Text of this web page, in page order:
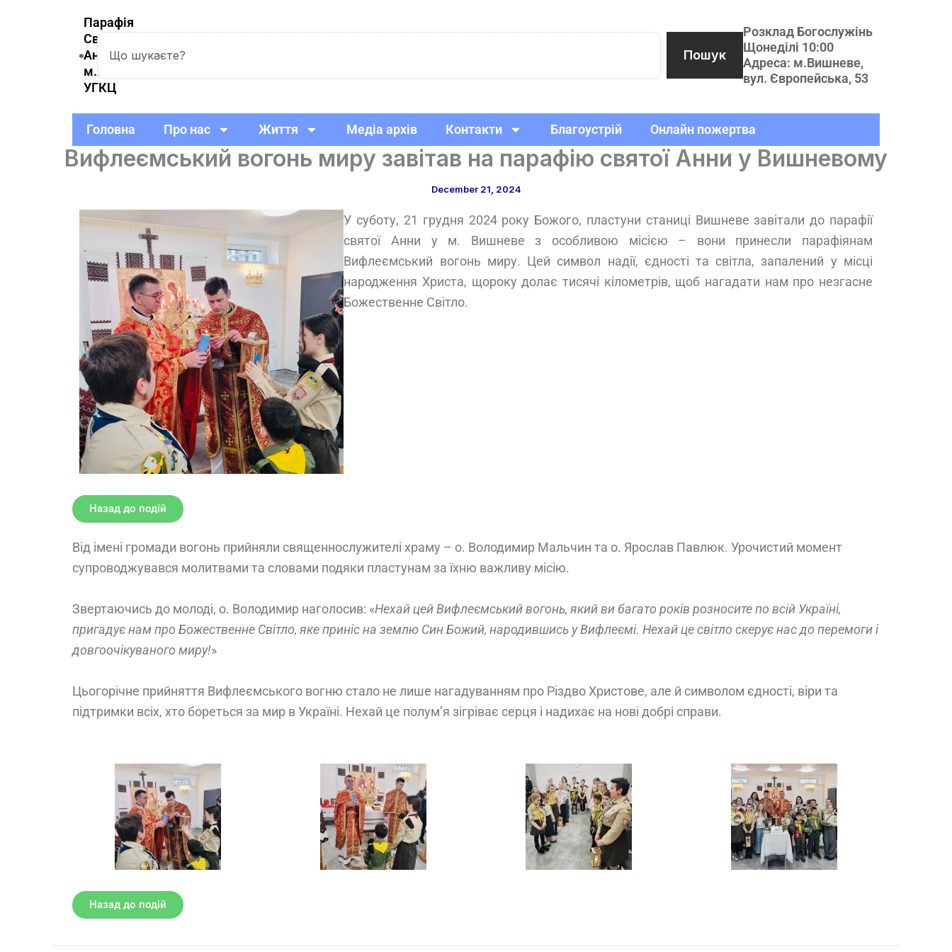
Парафія
Святої
Анни
м.Вишневе
УГКЦ
Search
Пошук
Розклад Богослужінь
Щонеділі 10:00
Адреса: м.Вишневе,
вул. Європейська, 53
Головна Про нас Життя Медіа архів Контакти Благоустрій Онлайн пожертва
Вифлеємський вогонь миру завітав на парафію святої Анни у Вишневому
December 21, 2024
У суботу, 21 грудня 2024 року Божого, пластуни станиці Вишневе завітали до парафії
святої Анни у м. Вишневе з особливою місією – вони принесли парафіянам
Вифлеємський вогонь миру. Цей символ надії, єдності та світла, запалений у місці
народження Христа, щороку долає тисячі кілометрів, щоб нагадати нам про незгасне
Божественне Світло.
Назад до подій
Від імені громади вогонь прийняли священнослужителі храму – о. Володимир Мальчин та о. Ярослав Павлюк. Урочистий момент
супроводжувався молитвами та словами подяки пластунам за їхню важливу місію.
Звертаючись до молоді, о. Володимир наголосив: «Нехай цей Вифлеємський вогонь, який ви багато років розносите по всій Україні,
пригадує нам про Божественне Світло, яке приніс на землю Син Божий, народившись у Вифлеємі. Нехай це світло скерує нас до перемоги і
довгоочікуваного миру!»
Цьогорічне прийняття Вифлеємського вогню стало не лише нагадуванням про Різдво Христове, але й символом єдності, віри та
підтримки всіх, хто бореться за мир в Україні. Нехай це полум’я зігріває серця і надихає на нові добрі справи.
Назад до подій